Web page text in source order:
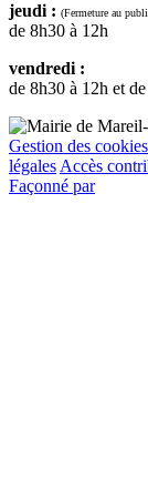
jeudi : (Fermeture au
de 8h30 à 12h
vendredi :
de 8h30 à 12h et
Gestion des cookies
légales Accès
Façonné par